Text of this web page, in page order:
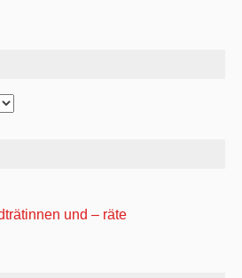
und – räte